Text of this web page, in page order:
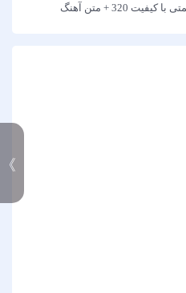
320 + متن آهنگ
》